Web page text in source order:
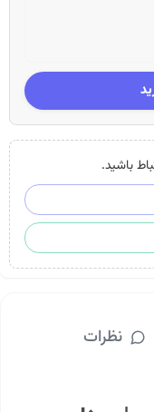
باشید.
نظرات